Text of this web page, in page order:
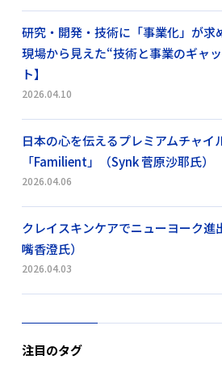
研究・開発・技術に「事業化」が
現場から見えた“技術と事業のギャ
ト】
2026.04.10
日本の心を伝えるプレミアムチャイ
「Familient」（Synk 菅原沙耶氏）
2026.04.06
クレイスキンケアでニューヨーク
嘴香澄氏）
2026.04.03
注目のタグ